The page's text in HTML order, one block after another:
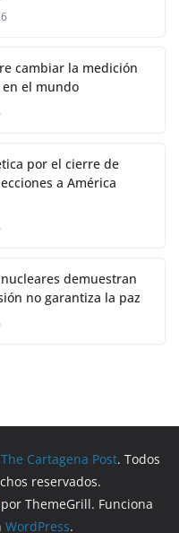
cambiar la medición
el mundo
por el cierre de
a América
nucleares demuestran
no garantiza la paz
The Cartagena Post. Todos
reservados.
por ThemeGrill. Funciona
WordPress.